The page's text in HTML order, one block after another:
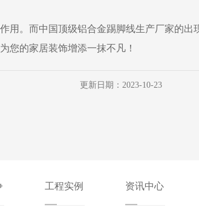
用。而中国顶级铝合金踢脚线生产厂家的
您的家居装饰增添一抹不凡！
更新日期：2023-10-23
工程实例 资讯中心